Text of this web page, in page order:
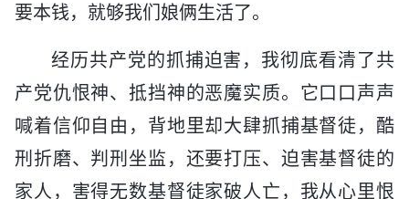
要本钱，就够我们娘俩生活了。
经历共产党的抓捕迫害，我彻底看清了共
产党仇恨神、抵挡神的恶魔实质。它口口声声
喊着信仰自由，背地里却大肆抓捕基督徒，酷
刑折磨、判刑坐监，还要打压、迫害基督徒的
家人，害得无数基督徒家破人亡，我从心里恨